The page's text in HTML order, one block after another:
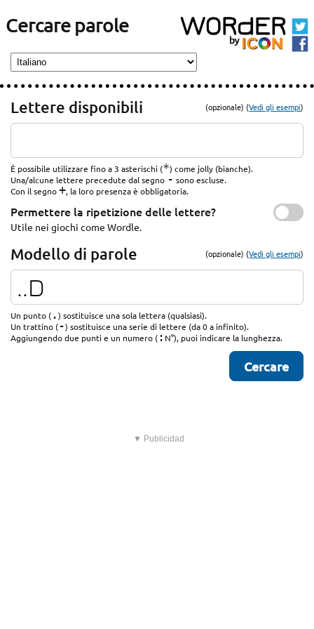
Cercare parole
Lettere disponibili (opzionale) (Vedi gli esempi)
È possibile utilizzare fino a 3 asterischi (*) come jolly (bianche).
Una/alcune lettere precedute dal segno - sono escluse.
Con il segno+, la loro presenza è obbligatoria.
Permettere la ripetizione delle lettere?
Utile nei giochi come Wordle.
Modello di parole (opzionale) (Vedi gli esempi)
Un punto (.) sostituisce una sola lettera (qualsiasi).
Un trattino (-) sostituisce una serie di lettere (da 0 a infinito).
Aggiungendo due punti e un numero (: N°), puoi indicare la lunghezza.
▼ Publicidad